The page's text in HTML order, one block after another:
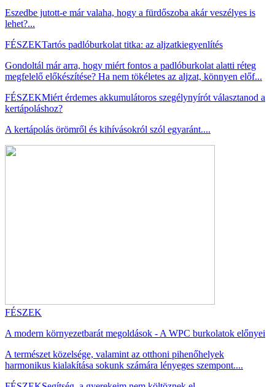
Eszedbe jutott-e már valaha, hogy a fürdőszoba akár veszélyes is
lehet?...
FÉSZEKTartós padlóburkolat titka: az aljzatkiegyenlítés
Gondoltál már arra, hogy miért fontos a padlóburkolat alatti réteg
megfelelő előkészítése? Ha nem tökéletes az aljzat, könnyen előf...
FÉSZEKMiért érdemes akkumulátoros szegélynyírót választanod a
kertápoláshoz?
A kertápolás örömről és kihívásokról szól egyaránt....
FÉSZEK
A modern környezetbarát megoldások - A WPC burkolatok előnyei
A természet közelsége, valamint az otthoni pihenőhelyek
harmonikus kialakítása sokunk számára lényeges szempont....